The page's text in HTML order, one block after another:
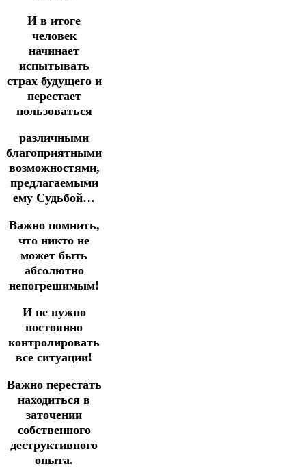
И в итоге
человек
начинает
испытывать
страх будущего и
перестает
пользоваться
различными
благоприятными
возможностями,
предлагаемыми
ему Судьбой…
Важно помнить,
что никто не
может быть
абсолютно
непогрешимым!
И не нужно
постоянно
контролировать
все ситуации!
Важно перестать
находиться в
заточении
собственного
деструктивного
опыта.